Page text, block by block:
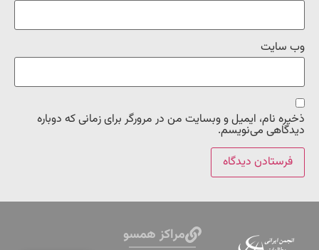
وب‌ سایت
ذخیره نام، ایمیل و وبسایت من در مرورگر برای زمانی که دوباره
دیدگاهی می‌نویسم.
مراکز همسو